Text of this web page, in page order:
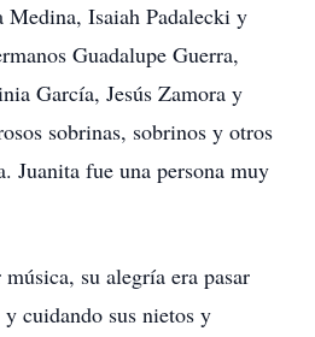
Isaiah Padalecki y
Guadalupe Guerra,
García, Jesús Zamora y
sobrinas, sobrinos y otros
Juanita fue una persona muy
su alegría era pasar
cuidando sus nietos y